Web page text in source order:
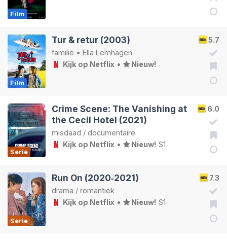
Film
Film
5.7
Tur & retur (2003)
familie • Ella Lemhagen
Kijk op Netflix • Nieuw!
Serie
6.0
Crime Scene: The Vanishing at
the Cecil Hotel (2021)
misdaad / documentaire
Kijk op Netflix • Nieuw! S1
Serie
7.3
Run On (2020‑2021)
drama / romantiek
Kijk op Netflix • Nieuw! S1